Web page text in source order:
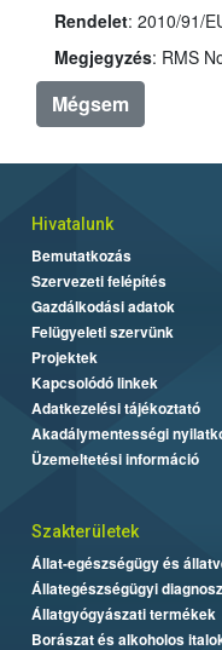
Rendelet: 2010/91/
Megjegyzés: RMS
Mégsem
Hivatalunk
Bemutatkozás
Szervezeti felépítés
Gazdálkodási adatok
Felügyeleti szervünk
Projektek
Kapcsolódó linkek
Adatkezelési tájékoztató
Akadálymentességi
Üzemeltetési információ
Szakterületek
Állat-egészségügy és
Állategészségügyi
Állatgyógyászati termékek
Borászat és alkoholos